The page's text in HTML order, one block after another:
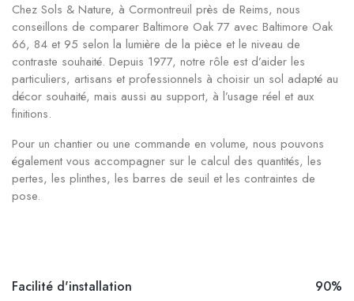
Chez Sols & Nature, à Cormontreuil près de Reims, nous
conseillons de comparer Baltimore Oak 77 avec Baltimore Oak
66, 84 et 95 selon la lumière de la pièce et le niveau de
contraste souhaité. Depuis 1977, notre rôle est d’aider les
particuliers, artisans et professionnels à choisir un sol adapté au
décor souhaité, mais aussi au support, à l’usage réel et aux
finitions.
Pour un chantier ou une commande en volume, nous pouvons
également vous accompagner sur le calcul des quantités, les
pertes, les plinthes, les barres de seuil et les contraintes de
pose.
Facilité d'installation 90%